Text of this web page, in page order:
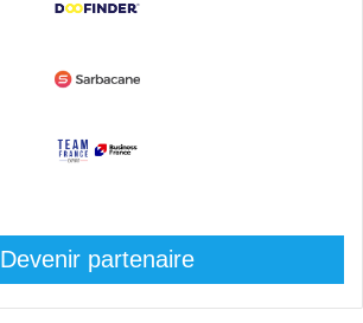
Devenir partenaire